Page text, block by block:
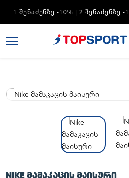
ᲨᲔᲜᲐᲫᲔᲜᲖᲔ -30%
NIKE ᲛᲐᲛᲐᲙᲐᲪᲘᲡ ᲛᲐᲘᲡᲣᲠᲘ